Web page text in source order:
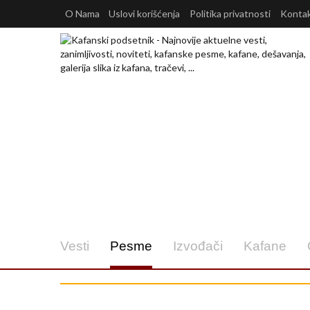
O Nama Uslovi korišćenja Politika privatnosti
Vesti Pesme Izvođači Kafane